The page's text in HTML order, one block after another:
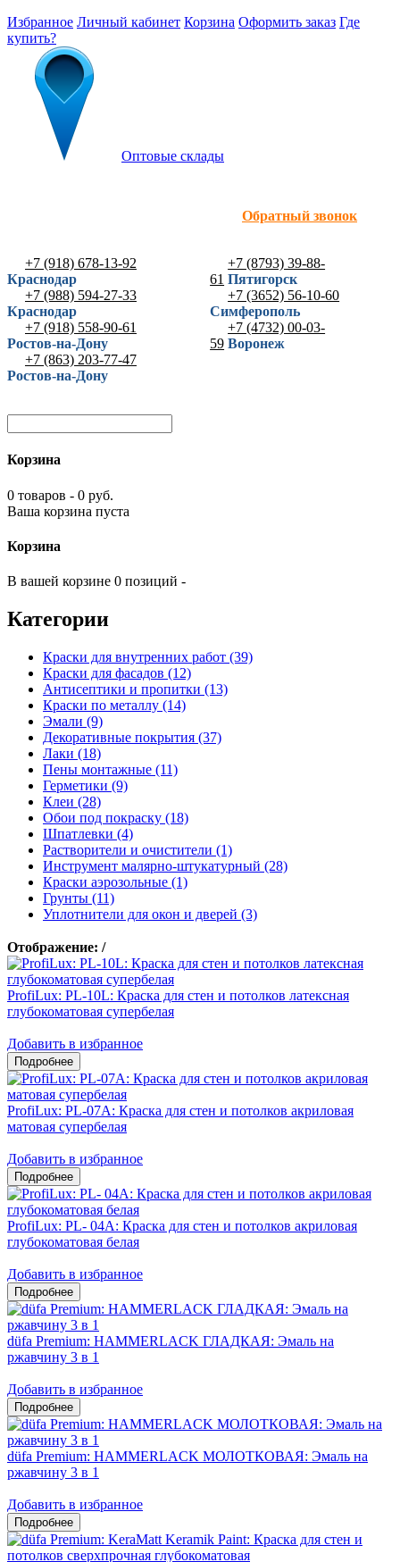
Избранное Личный кабинет Корзина Оформить заказ Где
купить?
Оптовые склады
Обратный звонок
+7 (918) 678-13-92
Краснодар
+7 (988) 594-27-33
Краснодар
+7 (918) 558-90-61
Ростов-на-Дону
+7 (863) 203-77-47
Ростов-на-Дону
+7 (8793) 39-88-
61 Пятигорск
+7 (3652) 56-10-60
Симферополь
+7 (4732) 00-03-
59 Воронеж
Корзина
0 товаров - 0 руб.
Ваша корзина пуста
Корзина
В вашей корзине 0 позиций -
Категории
Краски для внутренних работ (39)
Краски для фасадов (12)
Антисептики и пропитки (13)
Краски по металлу (14)
Эмали (9)
Декоративные покрытия (37)
Лаки (18)
Пены монтажные (11)
Герметики (9)
Клеи (28)
Обои под покраску (18)
Шпатлевки (4)
Растворители и очистители (1)
Инструмент малярно-штукатурный (28)
Краски аэрозольные (1)
Грунты (11)
Уплотнители для окон и дверей (3)
Отображение: /
ProfiLux: PL-10L: Краска для стен и потолков латексная
глубокоматовая супербелая
Добавить в избранное
ProfiLux: PL-07А: Краска для стен и потолков акриловая
матовая супербелая
Добавить в избранное
ProfiLux: PL- 04А: Краска для стен и потолков акриловая
глубокоматовая белая
Добавить в избранное
düfa Premium: HAMMERLACK ГЛАДКАЯ: Эмаль на
ржавчину 3 в 1
Добавить в избранное
düfa Premium: HAMMERLACK МОЛОТКОВАЯ: Эмаль на
ржавчину 3 в 1
Добавить в избранное